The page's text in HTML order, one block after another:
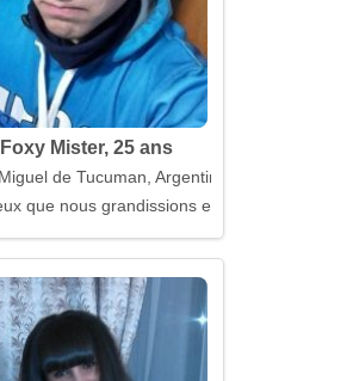
Foxy Mister, 25 ans
de Tucuman, Argentine
que nous grandissions ensemble, pas